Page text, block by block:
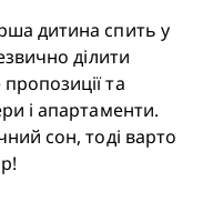
дитина спить у
ділити
та
і апартаменти.
сон, тоді варто